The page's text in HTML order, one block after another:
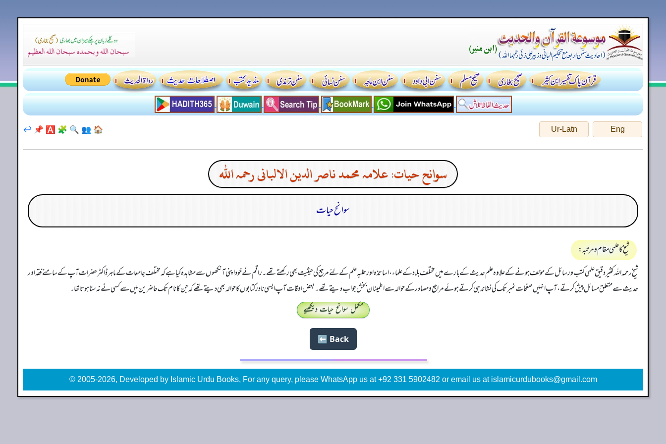
Eng
Ur-Latn
🏠
👥
🔍
🧩
🅰️
📌
↩️
سوانح حیات: علامہ محمد ناصر الدین الالبانی رحمہ اللہ
سوانح حیات​
شیخ کا علمی مقام و مرتبہ:
شیخ رحمہ اللہ کثیر دقیق علمی کتب و رسائل کے مؤلف ہونے کے علاوہ علم حدیث کے بارے میں مختلف بلاد کے علماء، اساتذہ اور طلبہ علم کے لئے مرجع کی حیثیت بھی رکھتے تھے۔ راقم نے خود اپنی آنکھوں سے مشاہدہ کیا ہے کہ مختلف جامعات کے ماہر ڈاکٹر حضرات آپ کے سامنے فقہ اور
حدیث سے متعلق مسائل پیش کرتے، آپ انہیں صفحات نمبر تک کی نشاندہی کرتے ہوئے مراجع و مصادر کے حوالہ سے اطمینان بخش جواب دیتے تھے۔ بعض اوقات آپ ایسی نادر کتابوں کا حوالہ بھی دیتے تھے کہ جن کا نام تک حاضرین میں سے کسی نے نہ سنا ہوتا تھا۔
مکمل سوانح حیات دیکھیے
Back ⬅️
© 2005-2026, Developed by Islamic Urdu Books, For any query, please WhatsApp us at +92 331 5902482 or email us at islamicurdubooks@gmail.com